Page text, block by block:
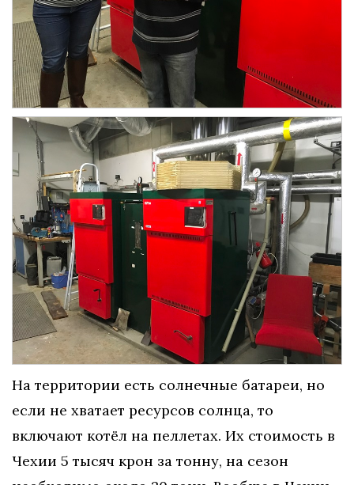
На территории есть солнечные батареи, но
если не хватает ресурсов солнца, то
включают котёл на пеллетах. Их стоимость в
Чехии 5 тысяч крон за тонну, на сезон